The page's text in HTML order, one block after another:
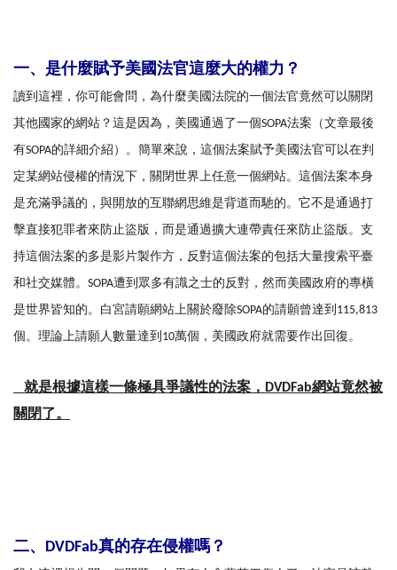
一、是什麼賦予美國法官這麼大的權力？
讀到這裡，你可能會問，為什麼美國法院的一個法官竟然可以關閉
其他國家的網站？這是因為，美國通過了一個SOPA法案（文章最後
有SOPA的詳細介紹）。簡單來說，這個法案賦予美國法官可以在判
定某網站侵權的情況下，關閉世界上任意一個網站。這個法案本身
是充滿爭議的，與開放的互聯網思維是背道而馳的。它不是通過打
擊直接犯罪者來防止盜版，而是通過擴大連帶責任來防止盜版。支
持這個法案的多是影片製作方，反對這個法案的包括大量搜索平臺
和社交媒體。SOPA遭到眾多有識之士的反對，然而美國政府的專橫
是世界皆知的。白宮請願網站上關於廢除SOPA的請願曾達到115,813
個。理論上請願人數量達到10萬個，美國政府就需要作出回復。
就是根據這樣一條極具爭議性的法案，DVDFab網站竟然被
關閉了。
二、DVDFab真的存在侵權嗎？